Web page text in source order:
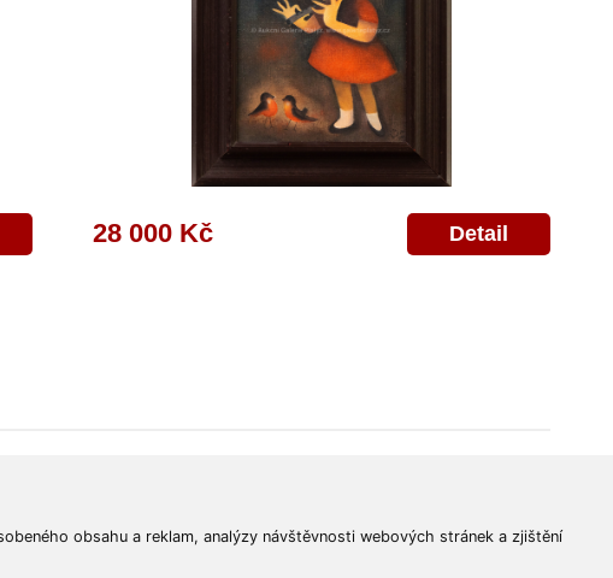
obsahu a reklam, analýzy návštěvnosti webových stránek a zjištění
28 000 Kč Detail